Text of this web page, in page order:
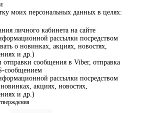
моих персональных данных в целях:
личного кабинета на сайте
рассылки посредством
о новинках, акциях, новостях,
и др.)
отправки сообщения в Viber, отправка
сообщением
рассылки посредством
акциях, новостях,
и др.)